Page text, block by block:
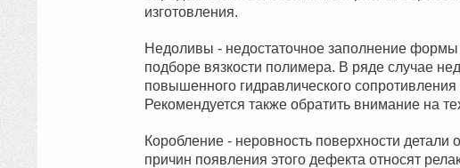
изготовления.
Недоливы - недостаточное заполнение
подборе вязкости полимера. В ряде случае
повышенного гидравлического
Рекомендуется также обратить внимание на
Коробление - неровность поверхности детали
причин появления этого дефекта относят